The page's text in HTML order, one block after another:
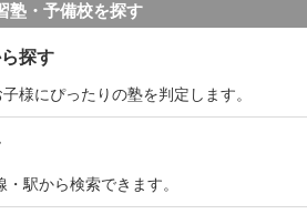
塾・予備校を探す
探す
様にぴったりの塾を判定します。
駅から検索できます。